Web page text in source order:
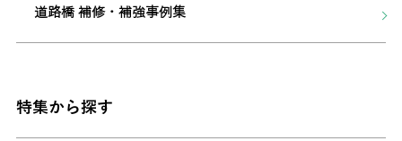
道路橋 補修・補強事例集
特集から探す